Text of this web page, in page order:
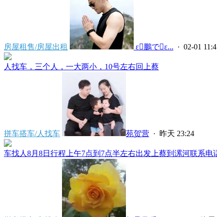
房屋租售/房屋出租  ε鵬でε... · 02-01
人找车，三个人，一大两小，10号左右回上蔡
拼车搭车/人找车 苑贺营 · 昨天 23:24
车找人8月8日行程上午7点到7点半左右出发上蔡到漯河联系电